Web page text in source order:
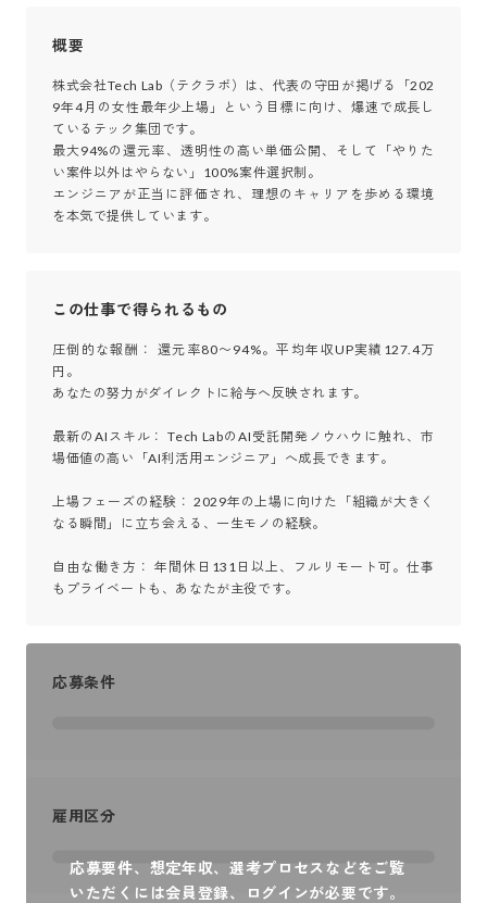
概要
株式会社Tech Lab（テクラボ）は、代表の守田が掲げる「202
9年4月の女性最年少上場」という目標に向け、爆速で成長し
ているテック集団です。
最大94%の還元率、透明性の高い単価公開、そして「やりた
い案件以外はやらない」100%案件選択制。
エンジニアが正当に評価され、理想のキャリアを歩める環境
を本気で提供しています。
この仕事で得られるもの
圧倒的な報酬： 還元率80〜94%。平均年収UP実績127.4万
円。
あなたの努力がダイレクトに給与へ反映されます。
最新のAIスキル： Tech LabのAI受託開発ノウハウに触れ、市
場価値の高い「AI利活用エンジニア」へ成長できます。
上場フェーズの経験： 2029年の上場に向けた「組織が大きく
なる瞬間」に立ち会える、一生モノの経験。
自由な働き方： 年間休日131日以上、フルリモート可。仕事
もプライベートも、あなたが主役です。
応募要件、想定年収、選考プロセスなどをご覧
いただくには会員登録、ログインが必要です。
応募条件
雇用区分